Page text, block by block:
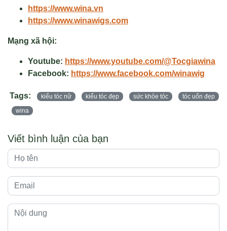
https://www.wina.vn
https://www.winawigs.com
Mạng xã hội:
Youtube: https://www.youtube.com/@Tocgiawina
Facebook: https://www.facebook.com/winawig
Tags: kiểu tóc nữ kiểu tóc đẹp sức khỏe tóc
tóc uốn đẹp
wina
Viết bình luận của bạn